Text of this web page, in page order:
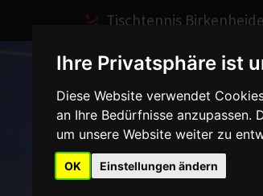
Ihre Privatsphäre ist
Diese Website verwendet
an Ihre Bedürfnisse anzupassen.
um unsere Website weiter zu
OK Einstellungen ändern
Tischtennis Birkenheide
Home Spiele 2010/2011
TFC